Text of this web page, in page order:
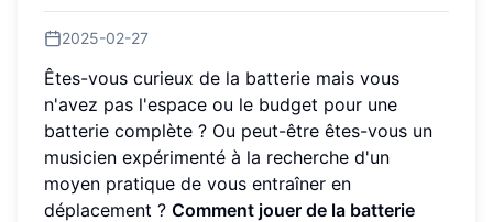
2025-02-27
Êtes-vous curieux de la batterie mais vous
n'avez pas l'espace ou le budget pour une
batterie complète ? Ou peut-être êtes-vous un
musicien expérimenté à la recherche d'un
moyen pratique de vous entraîner en
déplacement ? Comment jouer de la batterie